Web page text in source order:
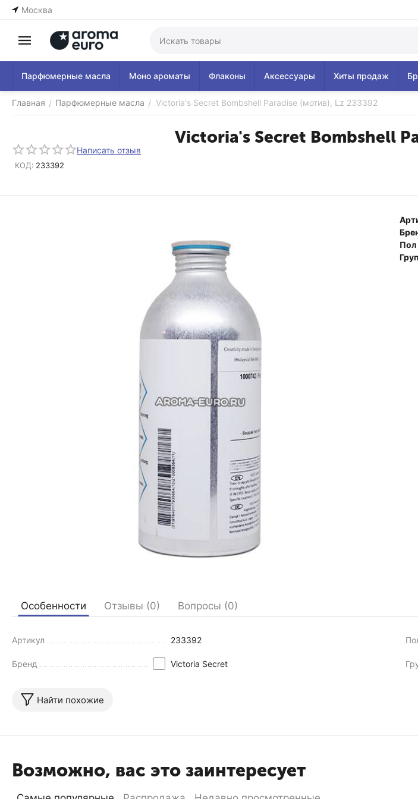
Москва
Парфюмерные масла Моно ароматы Флаконы Аксессуары Хиты продаж
Главная / Парфюмерные масла / Victoria's Secret Bombshell Paradise (мотив), Lz 233392
Victoria's Secret Bombshell
Написать отзыв
КОД: 233392
Пол
Особенности Отзывы (0) Вопросы (0)
Артикул 233392
Бренд Victoria Secret
Найти похожие
Возможно, вас это заинтересует